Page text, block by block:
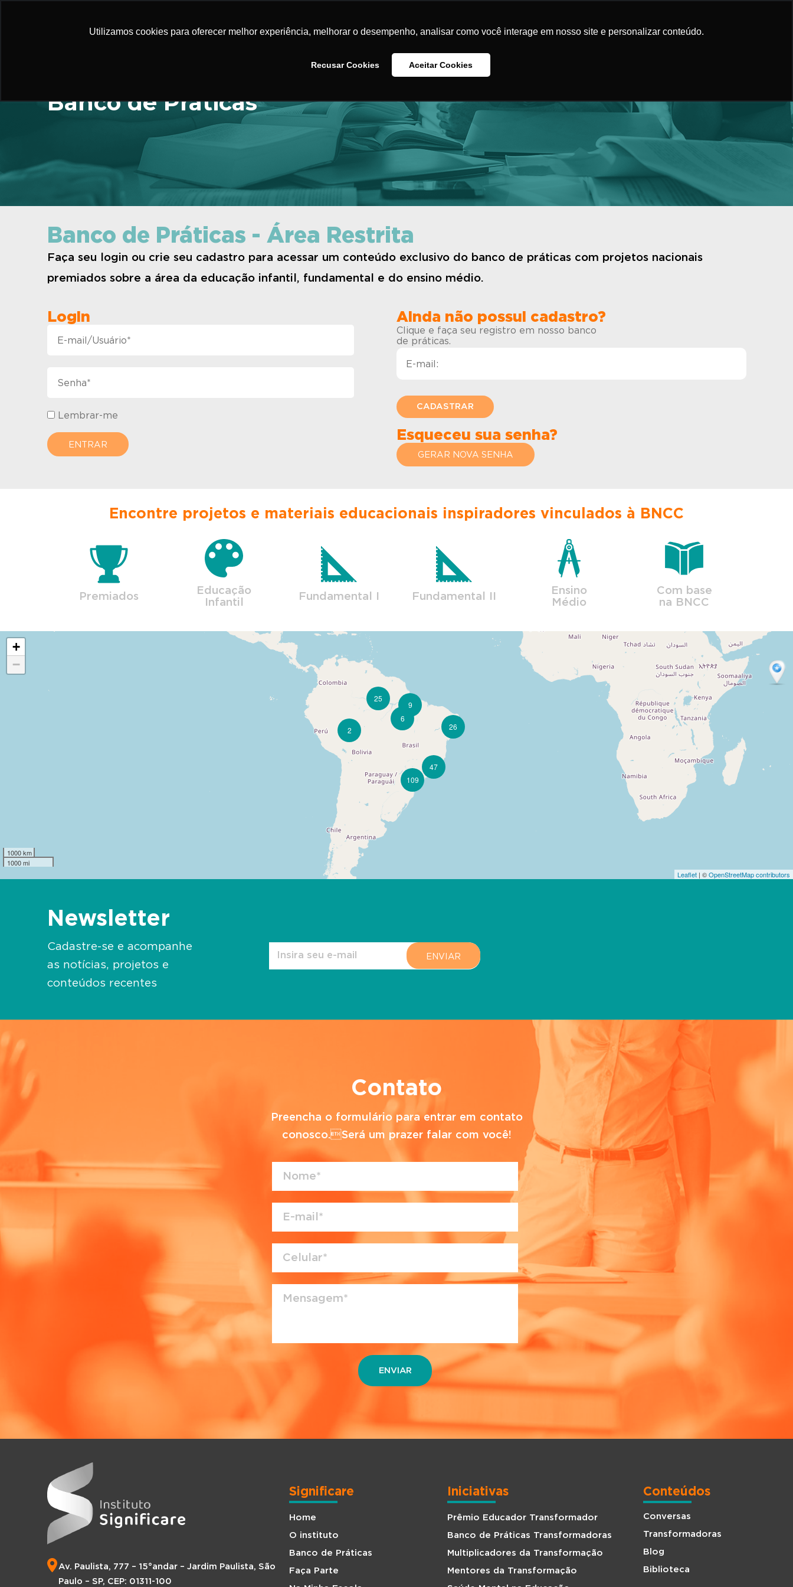
Utilizamos cookies para oferecer melhor experiência, melhorar o desempenho, analisar como você interage em nosso site e personalizar conteúdo.
Recusar Cookies Aceitar Cookies
Banco de Práticas Faça Parte
Contato
Banco de Práticas
Banco de Práticas - Área Restrita
Faça seu login ou crie seu cadastro para acessar um conteúdo exclusivo do banco de práticas com projetos nacionais
premiados sobre a área da educação infantil, fundamental e do ensino médio.
Login
Lembrar-me
Ainda não possui cadastro?
Clique e faça seu registro em nosso banco
de práticas.
Esqueceu sua senha?
GERAR NOVA SENHA
Encontre projetos e materiais educacionais inspiradores vinculados à BNCC
Premiados
Educação
Infantil
Fundamental I Fundamental II
Ensino
Médio
Com base
na BNCC
2
9
6
26
25
47
109
+
−
1000 km
1000 mi
Leaflet | ©OpenStreetMap contributors
Newsletter
Cadastre-se e acompanhe
as notícias, projetos e
conteúdos recentes
Contato
Preencha o formulário para entrar em contato
conosco.Será um prazer falar com você!
Av. Paulista, 777 – 15°andar – Jardim Paulista, São
Paulo – SP, CEP: 01311-100
Significare
Home
O instituto
Banco de Práticas
Faça Parte
Iniciativas
Prêmio Educador Transformador
Banco de Práticas Transformadoras
Multiplicadores da Transformação
Mentores da Transformação
Conteúdos
Conversas
Transformadoras
Blog
Biblioteca